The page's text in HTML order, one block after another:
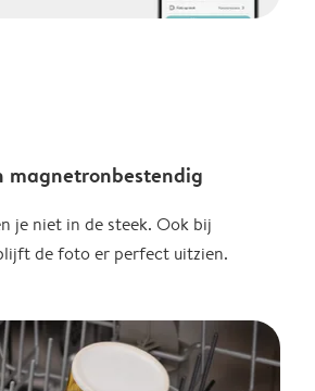
magnetronbestendig
je niet in de steek. Ook bij
de foto er perfect uitzien.